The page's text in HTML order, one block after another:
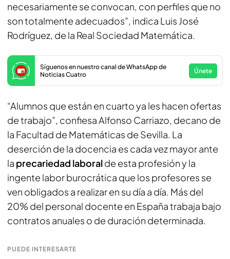
necesariamente se convocan, con perfiles que no
son totalmente adecuados”, indica Luis José
Rodríguez, de la Real Sociedad Matemática.
Síguenos en nuestro canal de WhatsApp de
Noticias Cuatro
Únete
“Alumnos que están en cuarto ya les hacen ofertas
de trabajo”, confiesa Alfonso Carriazo, decano de
la Facultad de Matemáticas de Sevilla. La
deserción de la docencia es cada vez mayor ante
la precariedad laboralde esta profesión y la
ingente labor burocrática que los profesores se
ven obligados a realizar en su día a día. Más del
20% del personal docente en España trabaja bajo
contratos anuales o de duración determinada.
PUEDE INTERESARTE